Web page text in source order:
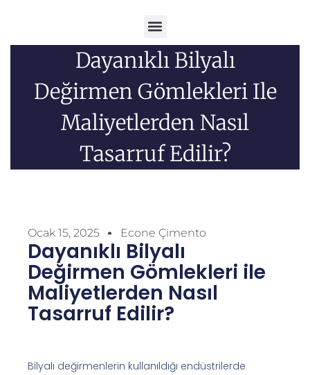
Menü
Dayanıklı Bilyalı
Değirmen Gömlekleri Ile
Maliyetlerden Nasıl
Tasarruf Edilir?
Ocak 15, 2025 Econe Çimento
Dayanıklı Bilyalı
Değirmen Gömlekleri ile
Maliyetlerden Nasıl
Tasarruf Edilir?
Bilyalı değirmenlerin kullanıldığı endüstrilerde